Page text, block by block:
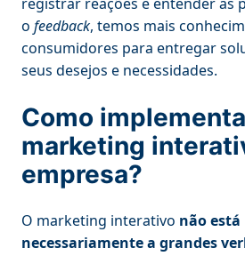
o feedback, temos mais
consumidores para entregar
seus desejos e necessidades.
Como
marketing
empresa?
O marketing interativo não
necessariamente a grandes